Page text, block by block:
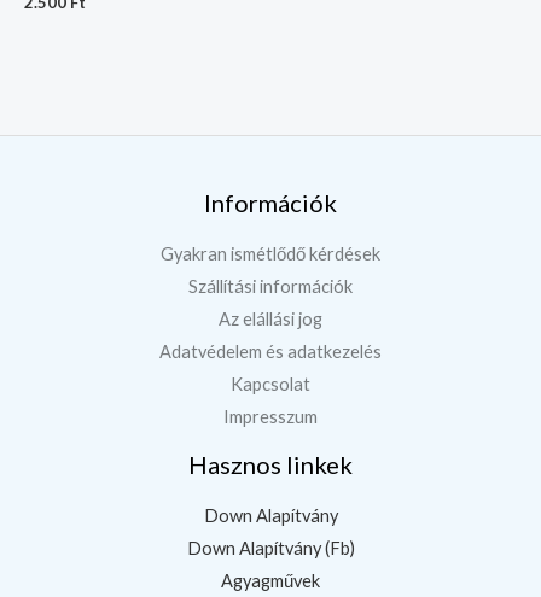
Információk
Gyakran ismétlődő kérdések
Szállítási információk
Az elállási jog
Adatvédelem és adatkezelés
Kapcsolat
Impresszum
Hasznos linkek
Down Alapítvány
Down Alapítvány (Fb)
Agyagművek